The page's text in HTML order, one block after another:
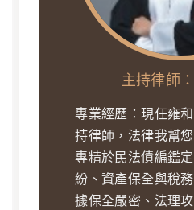
主持律師
專業經歷：現任雍
持律師，法律我幫
專精於民法債編鑑
紛、資產保全與稅
據保全嚴密、法理